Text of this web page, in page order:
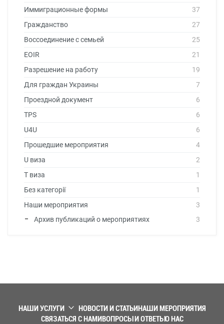
Иммиграционные формы
37
Гражданство
27
Воссоединение с семьей
25
EOIR
21
Разрешение на работу
19
Для граждан Украины
7
Проездной документ
6
TPS
6
U4U
6
Прошедшие мероприятия
4
U виза
2
T виза
1
Без категорії
1
Наши мероприятия
3
Архив публикаций о мероприятиях
3
НАШИ УСЛУГИ НОВОСТИ И СТАТЬИНАШИ МЕРОПРИЯТИЯ
СВЯЗАТЬСЯ С НАМИВОПРОСЫ И ОТВЕТЫО НАС